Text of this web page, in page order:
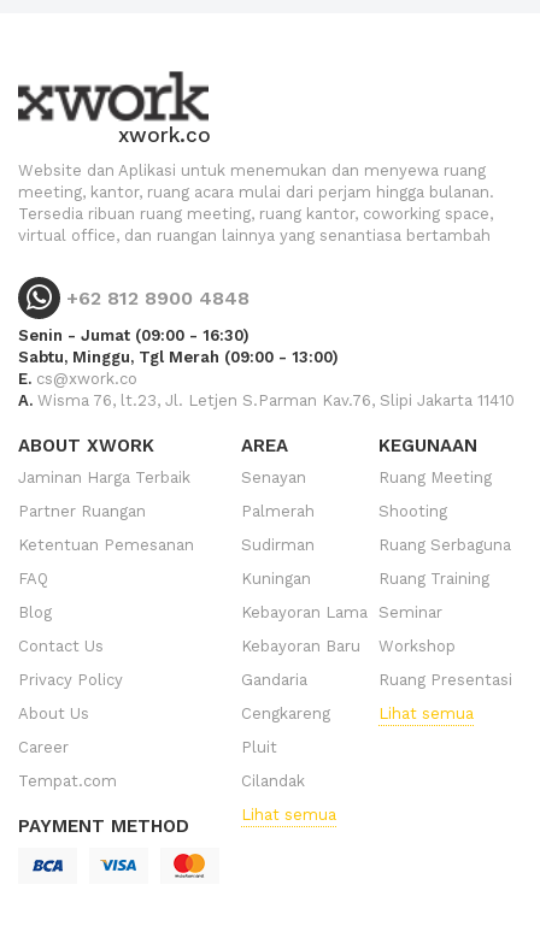
xwork.co
Website dan Aplikasi untuk menemukan dan menyewa ruang
meeting, kantor, ruang acara mulai dari perjam hingga bulanan.
Tersedia ribuan ruang meeting, ruang kantor, coworking space,
virtual office, dan ruangan lainnya yang senantiasa bertambah
+62 812 8900 4848
Senin - Jumat (09:00 - 16:30)
Sabtu, Minggu, Tgl Merah (09:00 - 13:00)
E. cs@xwork.co
A. Wisma 76, lt.23, Jl. Letjen S.Parman Kav.76, Slipi Jakarta 11410
ABOUT XWORK
Jaminan Harga Terbaik
Partner Ruangan
Ketentuan Pemesanan
FAQ
Blog
Contact Us
Privacy Policy
About Us
Career
Tempat.com
PAYMENT METHOD
AREA
Senayan
Palmerah
Sudirman
Kuningan
Kebayoran Lama
Kebayoran Baru
Gandaria
Cengkareng
Pluit
Cilandak
Lihat semua
KEGUNAAN
Ruang Meeting
Shooting
Ruang Serbaguna
Ruang Training
Seminar
Workshop
Ruang Presentasi
Lihat semua